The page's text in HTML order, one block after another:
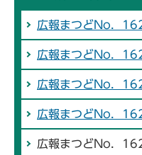
広報まつどNo．
広報まつどNo．
広報まつどNo．
広報まつどNo．
広報まつどNo．